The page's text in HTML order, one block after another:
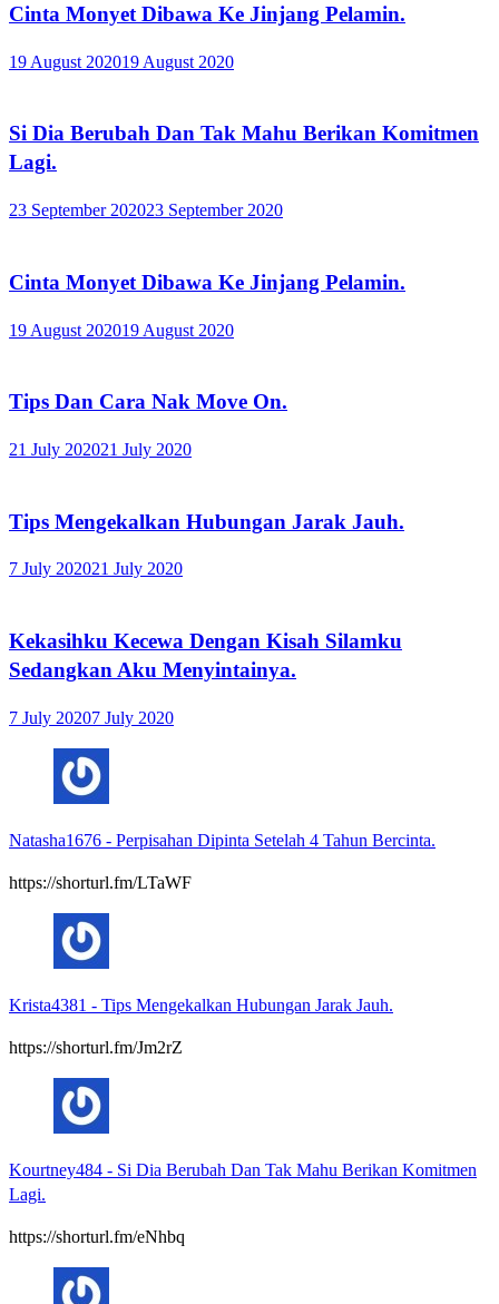
Cinta Monyet Dibawa Ke Jinjang Pelamin.
19 August 202019 August 2020
Si Dia Berubah Dan Tak Mahu Berikan Komitmen
Lagi.
23 September 202023 September 2020
Cinta Monyet Dibawa Ke Jinjang Pelamin.
19 August 202019 August 2020
Tips Dan Cara Nak Move On.
21 July 202021 July 2020
Tips Mengekalkan Hubungan Jarak Jauh.
7 July 202021 July 2020
Kekasihku Kecewa Dengan Kisah Silamku
Sedangkan Aku Menyintainya.
7 July 20207 July 2020
Natasha1676 - Perpisahan Dipinta Setelah 4 Tahun Bercinta.
https://shorturl.fm/LTaWF
Krista4381 - Tips Mengekalkan Hubungan Jarak Jauh.
https://shorturl.fm/Jm2rZ
Kourtney484 - Si Dia Berubah Dan Tak Mahu Berikan Komitmen
Lagi.
https://shorturl.fm/eNhbq